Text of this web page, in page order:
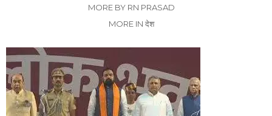
MORE BY RN PRASAD
MORE IN देश